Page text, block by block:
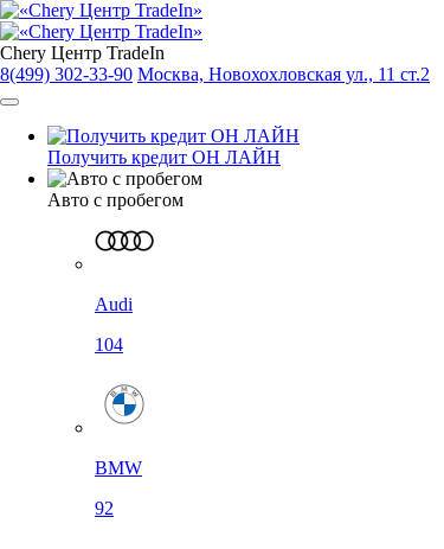
Chery Центр TradeIn
8(499) 302-33-90 Москва, Новохохловская ул., 11 ст.2
Получить кредит ОН ЛАЙН
Авто с пробегом
Audi
104
BMW
92